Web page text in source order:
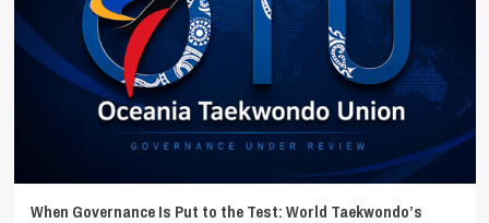
When Governance Is Put to the Test: World Taekwondo’s